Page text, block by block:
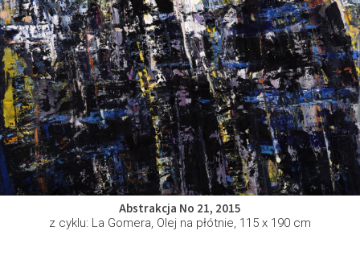
Abstrakcja No 21, 2015
z cyklu: La Gomera, Olej na płótnie, 115 x 190 cm